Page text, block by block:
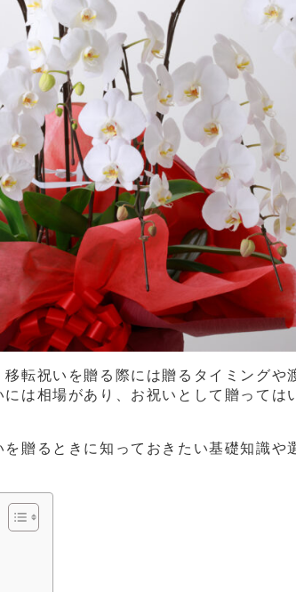
転祝いを贈る際には贈るタイミングや
は相場があり、お祝いとして贈っては
贈るときに知っておきたい基礎知識や